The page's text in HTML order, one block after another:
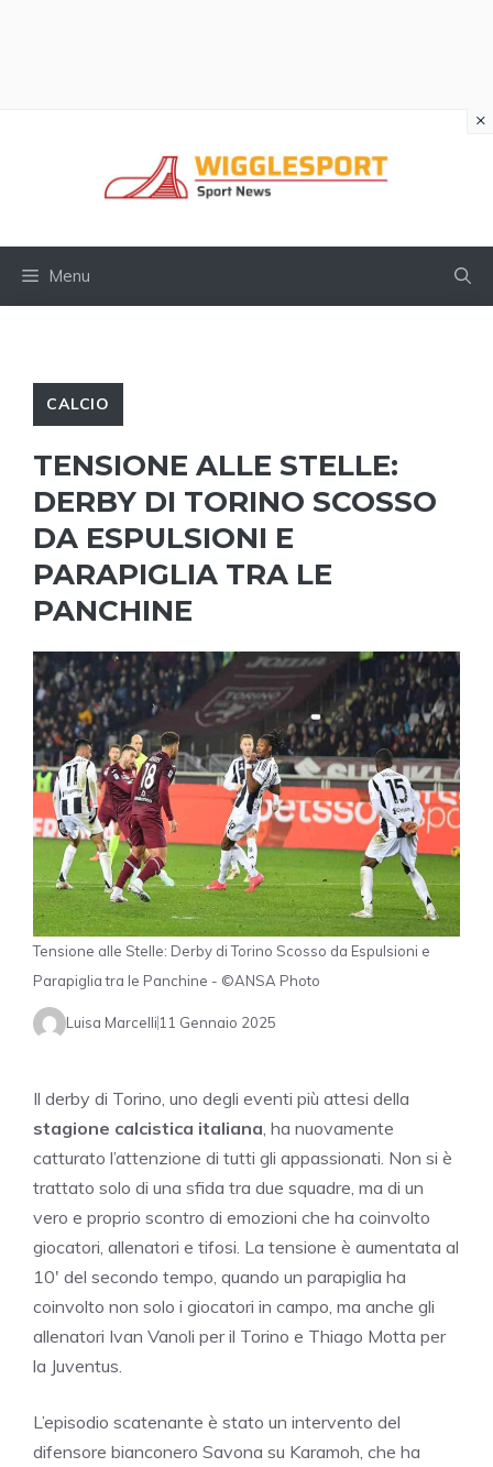
Menu
CALCIO
TENSIONE ALLE STELLE:
DERBY DI TORINO SCOSSO
DA ESPULSIONI E
PARAPIGLIA TRA LE
PANCHINE
Tensione alle Stelle: Derby di Torino Scosso da Espulsioni e
Parapiglia tra le Panchine - ©ANSA Photo
Luisa Marcelli11 Gennaio 2025
Il derby di Torino, uno degli eventi più attesi della
stagione calcistica italiana , ha nuovamente
catturato l’attenzione di tutti gli appassionati. Non si è
trattato solo di una sfida tra due squadre, ma di un
vero e proprio scontro di emozioni che ha coinvolto
giocatori, allenatori e tifosi. La tensione è aumentata al
10′ del secondo tempo, quando un parapiglia ha
coinvolto non solo i giocatori in campo, ma anche gli
allenatori Ivan Vanoli per il Torino e Thiago Motta per
la Juventus.
L’episodio scatenante è stato un intervento del
difensore bianconero Savona su Karamoh, che ha
×